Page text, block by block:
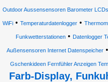
Outdoor Aussensensoren Barometer LCDs
WiFi• Temperaturdatenlogger•
Funkwetterstationen • Datenlogger
Außensensoren Internet Datenspeicher
Gschenkideen Fernfühler Anzeigen
Farb-Display,